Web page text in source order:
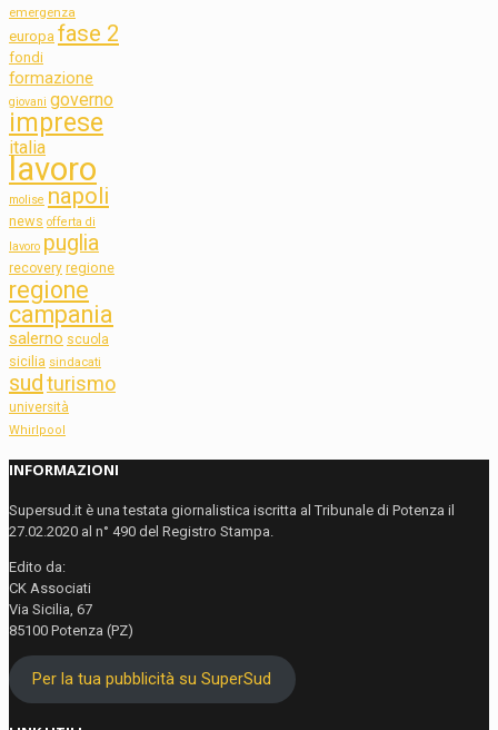
emergenza
europa fase 2
fondi
formazione
giovani governo
imprese
italia
lavoro
molise napoli
news offerta di
lavoro puglia
recovery regione
regione
campania
salerno scuola
sicilia sindacati
sudturismo
università
Whirlpool
INFORMAZIONI
Supersud.it è una testata giornalistica iscritta al Tribunale di Potenza il
27.02.2020 al n° 490 del Registro Stampa.
Edito da:
CK Associati
Via Sicilia, 67
85100 Potenza (PZ)
Per la tua pubblicità su SuperSud